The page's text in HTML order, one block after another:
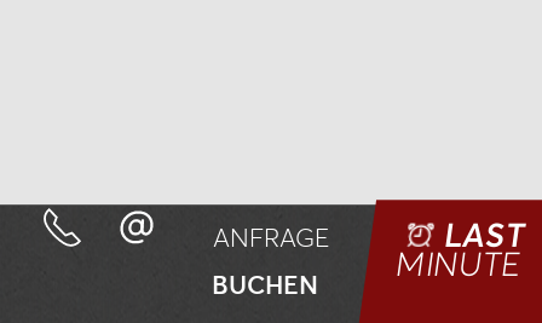
ANFRAGE
BUCHEN
LAST
MINUTE